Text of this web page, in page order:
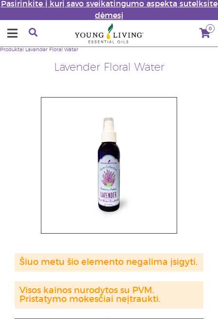
Pasirinkite į kurį savo sveikatingumo aspektą sutelksite
dėmesį
0
Lavender Floral Water
Produktai Lavender Floral Water
Šiuo metu šio elemento negalima įsigyti.
Visos kainos nurodytos su PVM.
Pristatymo mokesčiai neįtraukti.